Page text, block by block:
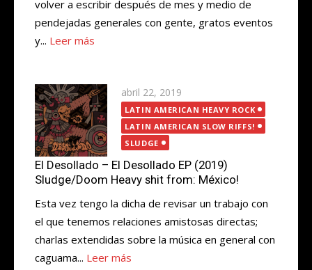
volver a escribir después de mes y medio de
pendejadas generales con gente, gratos eventos
y... Leer más
Publicada
el
abril 22, 2019
LATIN AMERICAN HEAVY ROCK
LATIN AMERICAN SLOW RIFFS!
SLUDGE
El Desollado – El Desollado EP (2019)
Sludge/Doom Heavy shit from: México!
Esta vez tengo la dicha de revisar un trabajo con
el que tenemos relaciones amistosas directas;
charlas extendidas sobre la música en general con
caguama... Leer más